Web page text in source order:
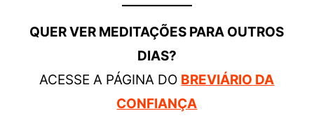
QUER VER MEDITAÇÕES PARA OUTROS
DIAS?
ACESSE A PÁGINA DO BREVIÁRIO DA
CONFIANÇA